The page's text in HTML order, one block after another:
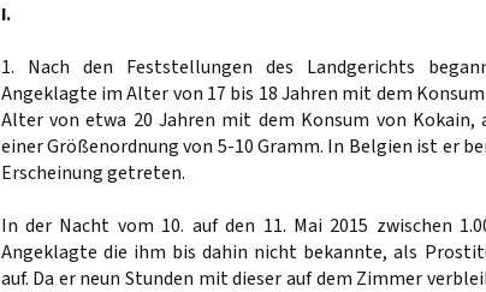
I.
1. Nach den Feststellungen des Landgerichts
Angeklagte im Alter von 17 bis 18 Jahren mit dem
Alter von etwa 20 Jahren mit dem Konsum von Kokain,
einer Größenordnung von 5-10 Gramm. In Belgien ist er
Erscheinung getreten.
In der Nacht vom 10. auf den 11. Mai 2015 zwischen
Angeklagte die ihm bis dahin nicht bekannte, als
auf. Da er neun Stunden mit dieser auf dem Zimmer